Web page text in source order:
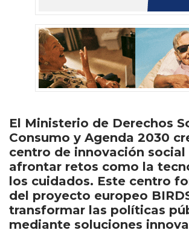
El Ministerio de Derechos
Consumo y Agenda 2030
centro de innovación social
afrontar retos como la
los cuidados. Este centro
del proyecto europeo
transformar las políticas
mediante soluciones